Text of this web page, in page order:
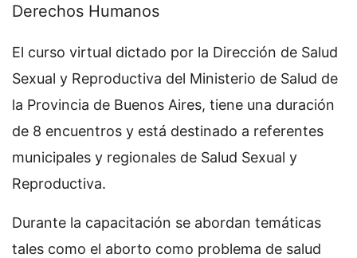
Derechos Humanos
El curso virtual dictado por la Dirección de Salud
Sexual y Reproductiva del Ministerio de Salud de
la Provincia de Buenos Aires, tiene una duración
de 8 encuentros y está destinado a referentes
municipales y regionales de Salud Sexual y
Reproductiva.
Durante la capacitación se abordan temáticas
tales como el aborto como problema de salud